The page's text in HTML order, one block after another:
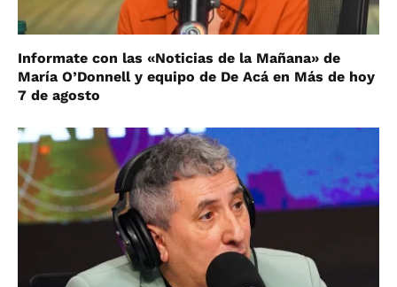
Informate con las «Noticias de la Mañana» de
María O’Donnell y equipo de De Acá en Más de hoy
7 de agosto